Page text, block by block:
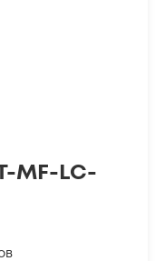
MF-LC-